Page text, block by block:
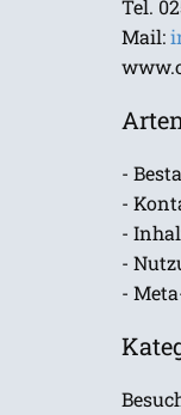
Tel.
Mail:
-
-
-
-
-